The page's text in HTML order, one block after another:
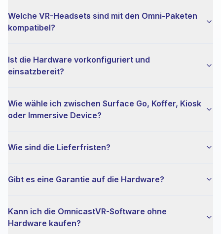
Welche VR-Headsets sind mit den Omni-Paketen
kompatibel?
Ist die Hardware vorkonfiguriert und
einsatzbereit?
Wie wähle ich zwischen Surface Go, Koffer, Kiosk
oder Immersive Device?
Wie sind die Lieferfristen?
Gibt es eine Garantie auf die Hardware?
Kann ich die OmnicastVR-Software ohne
Hardware kaufen?